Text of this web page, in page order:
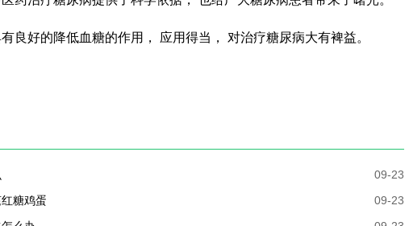
好的降低血糖的作用， 应用得当， 对治疗糖尿病大有裨益。
09-23
糖鸡蛋
09-23